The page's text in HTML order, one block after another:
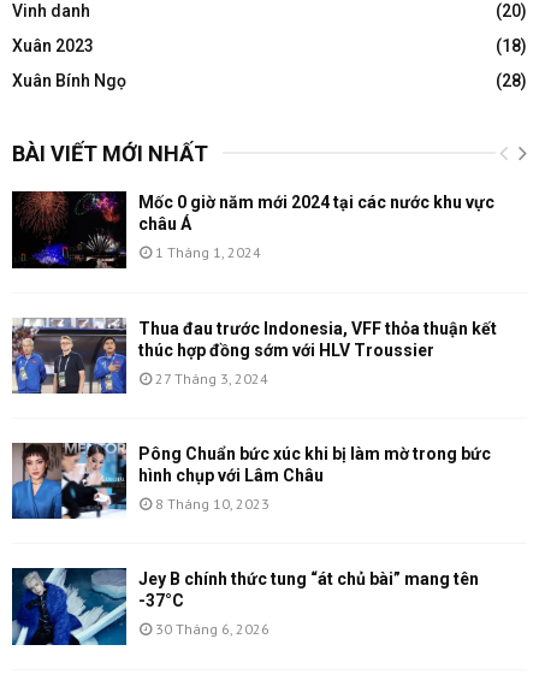
Vinh danh
(20)
Xuân 2023
(18)
Xuân Bính Ngọ
(28)
BÀI VIẾT MỚI NHẤT
Mốc 0 giờ năm mới 2024 tại các nước khu vực
châu Á
1 Tháng 1, 2024
Thua đau trước Indonesia, VFF thỏa thuận kết
thúc hợp đồng sớm với HLV Troussier
27 Tháng 3, 2024
Pông Chuẩn bức xúc khi bị làm mờ trong bức
hình chụp với Lâm Châu
8 Tháng 10, 2023
Jey B chính thức tung “át chủ bài” mang tên
-37°C
30 Tháng 6, 2026